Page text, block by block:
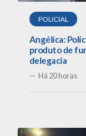
POLICIAL
Angélica:
produto de
delegacia
Há 20 horas